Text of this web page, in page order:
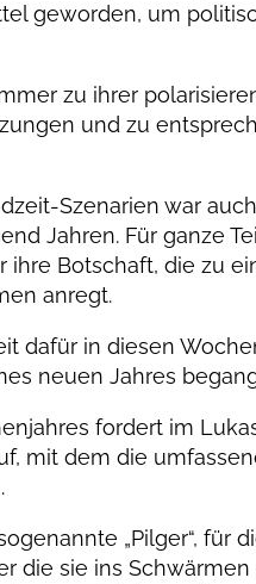
geworden, um
zu ihrer
und zu
Szenarien war
Jahren. Für ganze
Botschaft, die zu
anregt.
dafür in diesen
neuen Jahres
fordert im
mit dem die
„Pilger“, für
die sie ins Schwärmen